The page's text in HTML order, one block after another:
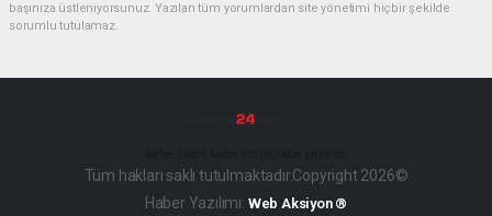
başınıza üstleniyorsunuz. Yazılan tüm yorumlardan site yönetimi hiçbir şekilde
sorumlu tutulamaz.
Tüm hakları saklı tutulmaktadır.Copyright 2026©
Haber Yazılımı: Web Aksiyon ®